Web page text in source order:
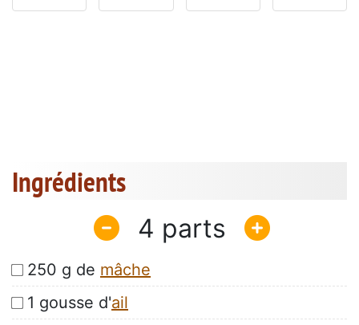
Ingrédients
4
250 g de mâche
1 gousse d'ail